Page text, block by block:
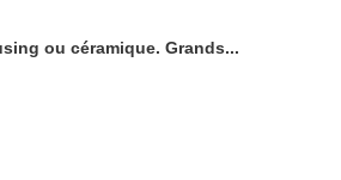
ou céramique. Grands...